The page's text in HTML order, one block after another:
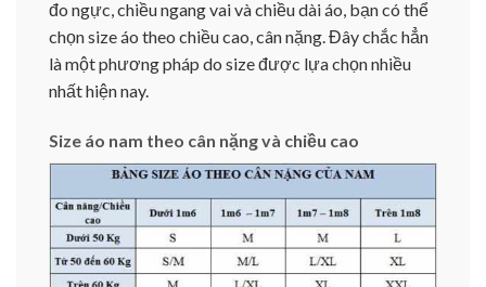
đo ngực, chiều ngang vai và chiều dài áo, bạn có thể
chọn size áo theo chiều cao, cân nặng. Đây chắc hẳn
là một phương pháp do size được lựa chọn nhiều
nhất hiện nay.
Size áo nam theo cân nặng và chiều cao